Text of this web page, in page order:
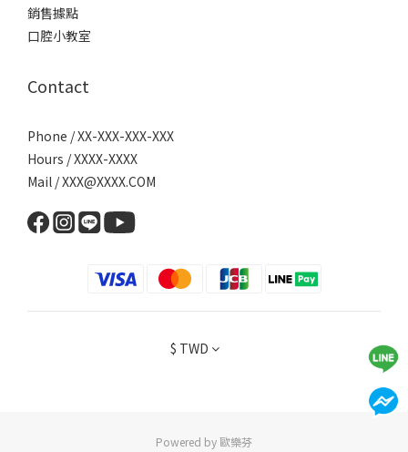
銷售據點
口腔小教室
Contact
Phone / XX-XXX-XXX-XXX
Hours / XXXX-XXXX
Mail / XXX@XXXX.COM
$ TWD
Powered by 歐樂芬